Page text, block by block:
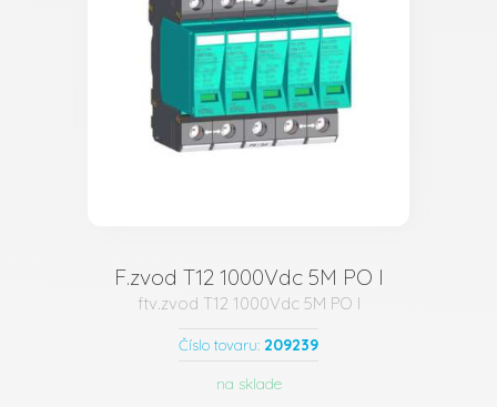
F.zvod T12 1000Vdc 5M PO I
ftv.zvod T12 1000Vdc 5M PO I
Číslo tovaru: 209239
na sklade